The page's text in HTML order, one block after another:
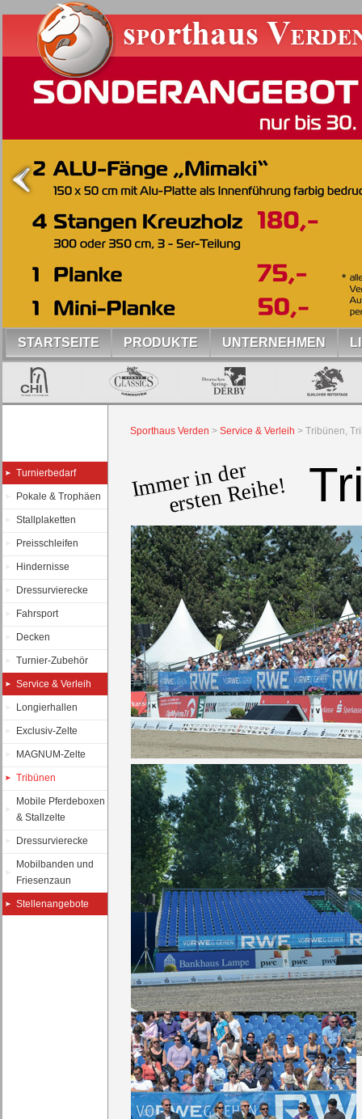
STARTSEITE PRODUKTE UNTERNEHMEN
Turnierbedarf
Pokale & Trophäen
Stallplaketten
Preisschleifen
Hindernisse
Dressurvierecke
Fahrsport
Decken
Turnier-Zubehör
Service & Verleih
Longierhallen
Exclusiv-Zelte
MAGNUM-Zelte
Tribünen
Mobile Pferdeboxen
& Stallzelte
Dressurvierecke
Mobilbanden und
Friesenzaun
Stellenangebote
Sporthaus Verden > Service & Verleih > Tribünen,
Immer in der
ersten Reihe!